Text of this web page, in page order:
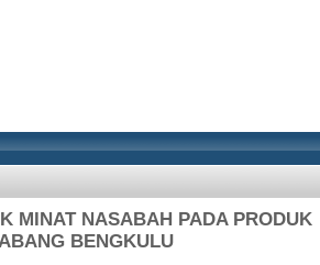
MINAT NASABAH PADA PRODUK
BENGKULU